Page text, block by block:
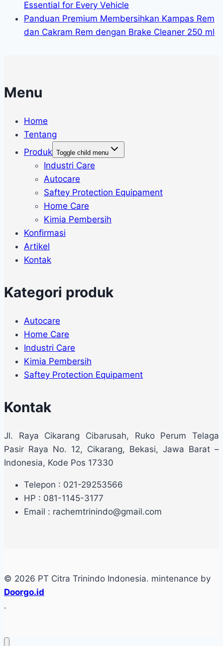
Essential for Every Vehicle
Panduan Premium Membersihkan Kampas Rem
dan Cakram Rem dengan Brake Cleaner 250 ml
Menu
Home
Tentang
Produk Toggle child menu
Industri Care
Autocare
Saftey Protection Equipament
Home Care
Kimia Pembersih
Konfirmasi
Artikel
Kontak
Kategori produk
Autocare
Home Care
Industri Care
Kimia Pembersih
Saftey Protection Equipament
Kontak
Jl. Raya Cikarang Cibarusah, Ruko Perum Telaga
Pasir Raya No. 12, Cikarang, Bekasi, Jawa Barat –
Indonesia, Kode Pos 17330
Telepon : 021-29253566
HP : 081-1145-3177
Email : rachemtrinindo@gmail.com
© 2026 PT Citra Trinindo Indonesia. mintenance by
Doorgo.id
.